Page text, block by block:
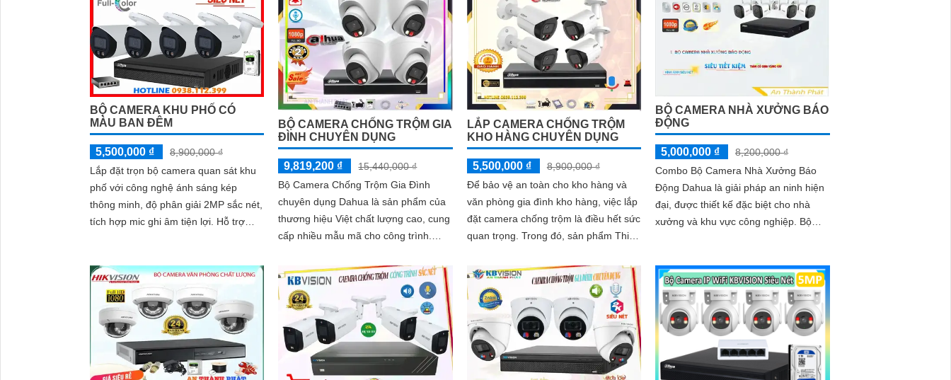
BỘ CAMERA KHU PHỐ CÓ
MÀU BAN ĐÊM
5,500,000 ₫
8,900,000 ₫
Lắp đặt trọn bộ camera quan sát khu
phố với công nghệ ánh sáng kép
thông minh, độ phân giải 2MP sắc nét,
tích hợp mic ghi âm tiện lợi. Hỗ trợ
mọi nhu cầu an ninh
BỘ CAMERA CHỐNG TRỘM GIA
ĐÌNH CHUYÊN DỤNG
9,819,200 ₫
15,440,000 ₫
Bộ Camera Chống Trộm Gia Đình
chuyên dụng Dahua là sản phẩm của
thương hiệu Việt chất lượng cao, cung
cấp nhiều mẫu mã cho công trình.
sản phẩm này thích hợp cho dự án
cao cấp
LẮP CAMERA CHỐNG TRỘM
KHO HÀNG CHUYÊN DỤNG
5,500,000 ₫
8,900,000 ₫
Để bảo vệ an toàn cho kho hàng và
văn phòng gia đình kho hàng, việc lắp
đặt camera chống trộm là điều hết sức
quan trọng. Trong đó, sản phẩm Thiết
Kho Hàng Chuyên Dụng Dahua là một
lựa chọn thông minh
BỘ CAMERA NHÀ XƯỞNG BÁO
ĐỘNG
5,000,000 ₫
8,200,000 ₫
Combo Bộ Camera Nhà Xưởng Báo
Động Dahua là giải pháp an ninh hiện
đại, được thiết kế đặc biệt cho nhà
xưởng và khu vực công nghiệp. Bộ